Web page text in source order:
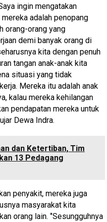
ingin mengatakan
adalah penopang
orang-orang yang
demi banyak orang di
kita dengan penuh
tangan anak-anak kita
situasi yang tidak
Mereka itu adalah anak
kalau mereka kehilangan
pendapatan mereka untuk
Dewa Indra.
dan Ketertiban, Tim
13 Pedagang
penyakit, mereka juga
masyarakat kita
orang lain. ‘’Sesungguhnya